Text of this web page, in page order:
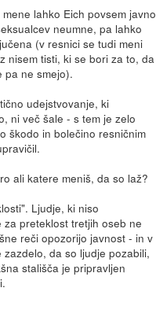
lahko Eich povsem javno
neumne, pa lahko
(v resnici se tudi meni
nisem tisti, ki se bori za to, da
pa ne smejo).
udejstvovanje, ki
ni več šale - s tem je zelo
škodo in bolečino resničnim
ali katere meniš, da so laž?
Ljudje, ki niso
preteklost tretjih oseb ne
reči opozorijo javnost - in v
da so ljudje pozabili,
stališča je pripravljen